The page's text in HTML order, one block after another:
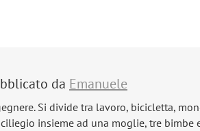
da Emanuele
Si divide tra lavoro, bicicletta,
insieme ad una moglie, tre